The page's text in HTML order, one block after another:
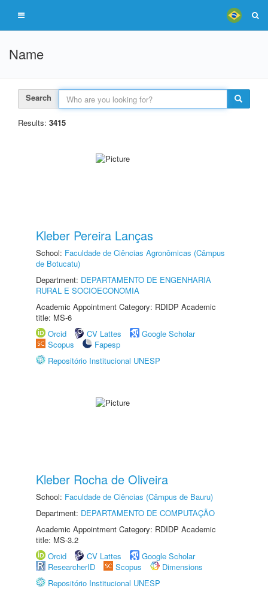
Name
Search
Results: 3415
Kleber Pereira Lanças
School: Faculdade de Ciências Agronômicas (Câmpus
de Botucatu)
Department: DEPARTAMENTO DE ENGENHARIA
RURAL E SOCIOECONOMIA
Academic Appointment Category: RDIDP Academic
title: MS-6
Orcid
CV Lattes
Google Scholar
Scopus
Fapesp
Repositório Institucional UNESP
Kleber Rocha de Oliveira
School: Faculdade de Ciências (Câmpus de Bauru)
Department: DEPARTAMENTO DE COMPUTAÇÃO
Academic Appointment Category: RDIDP Academic
title: MS-3.2
Orcid
CV Lattes
Google Scholar
ResearcherID
Scopus
Dimensions
Repositório Institucional UNESP